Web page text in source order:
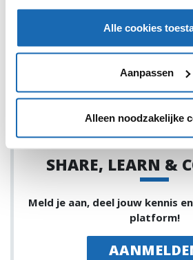
Alle cookies
Aanpassen
Alleen noodzakelijke
1
SHARE, LEARN &
Meld je aan, deel jouw kennis
platform!